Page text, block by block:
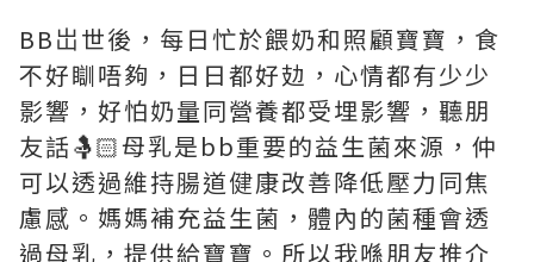
BB岀世後，每日忙於餵奶和照顧寶寶，食
不好瞓唔夠，日日都好攰，心情都有少少
影響，好怕奶量同營養都受埋影響，聽朋
友話🤱🏻母乳是bb重要的益生菌來源，仲
可以透過維持腸道健康改善降低壓力同焦
慮感。媽媽補充益生菌，體內的菌種會透
過母乳，提供給寶寶。所以我喺朋友推介